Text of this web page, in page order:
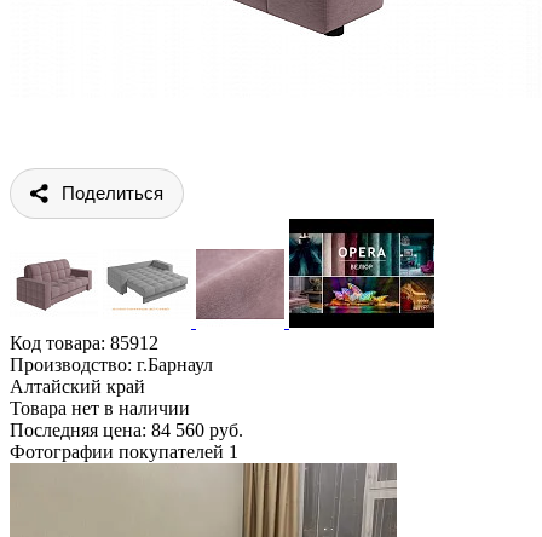
Поделиться
Код товара: 85912
Производство: г.Барнаул
Алтайский край
Товара нет в наличии
Последняя цена: 84 560 руб.
Фотографии покупателей 1